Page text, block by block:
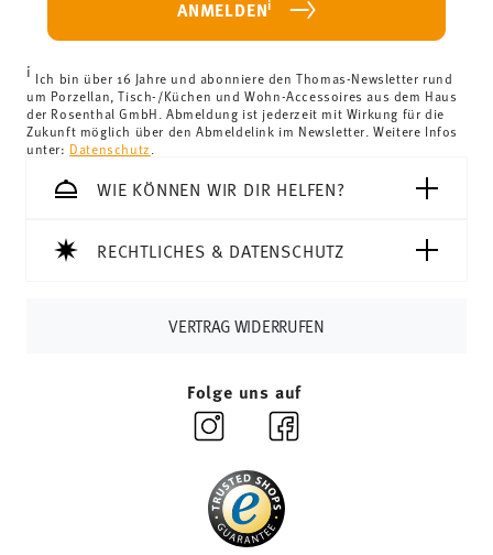
ANMELDENi
i Ich bin über 16 Jahre und abonniere den Thomas-Newsletter rund
um Porzellan, Tisch-/Küchen und Wohn-Accessoires aus dem Haus
der Rosenthal GmbH. Abmeldung ist jederzeit mit Wirkung für die
Zukunft möglich über den Abmeldelink im Newsletter. Weitere Infos
unter: Datenschutz.
WIE KÖNNEN WIR DIR HELFEN?
RECHTLICHES & DATENSCHUTZ
VERTRAG WIDERRUFEN
Folge uns auf